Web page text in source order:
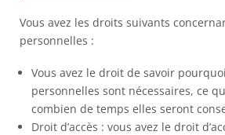
Vous avez les droits suivants
personnelles :
Vous avez le droit de savoir
personnelles sont nécessaires, ce
combien de temps elles seront
Droit d’accès : vous avez le droit